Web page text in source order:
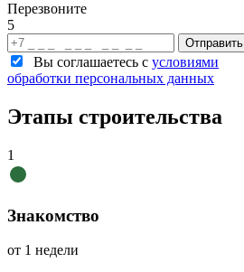
Перезвоните
5
Отправить
Вы соглашаетесь с условиями
обработки персональных данных
Этапы строительства
1
Знакомство
от 1 недели